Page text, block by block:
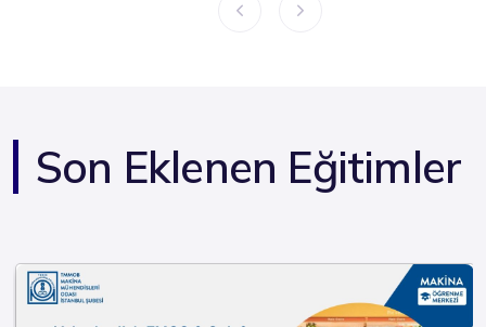
Son Eklenen Eğitimler